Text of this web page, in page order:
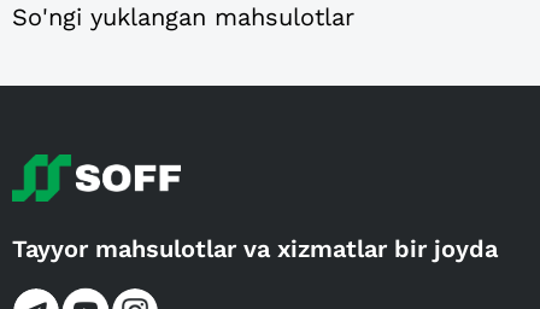
So'ngi yuklangan mahsulotlar
Tayyor mahsulotlar va xizmatlar bir joyda